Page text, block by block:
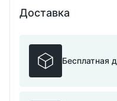
Доставка
Бесплатная